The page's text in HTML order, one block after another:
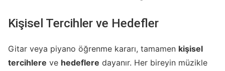
Kişisel Tercihler ve Hedefler
Gitar veya piyano öğrenme kararı, tamamen kişisel
tercihlere ve hedeflere dayanır. Her bireyin müzikle